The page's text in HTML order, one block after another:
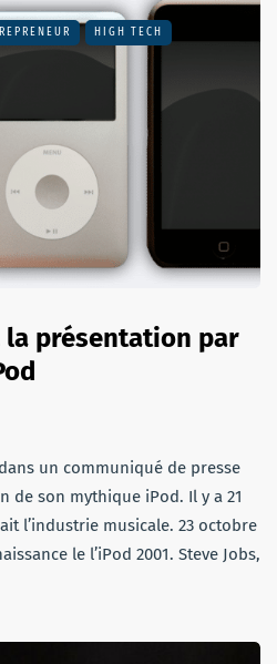
HIGH TECH
la présentation par
un communiqué de presse
de son mythique iPod. Il y a 21
l’industrie musicale. 23 octobre
le l’iPod 2001. Steve Jobs,